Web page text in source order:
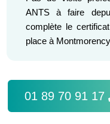
ANTS à faire
complète le
place à
01 89 70 91 17